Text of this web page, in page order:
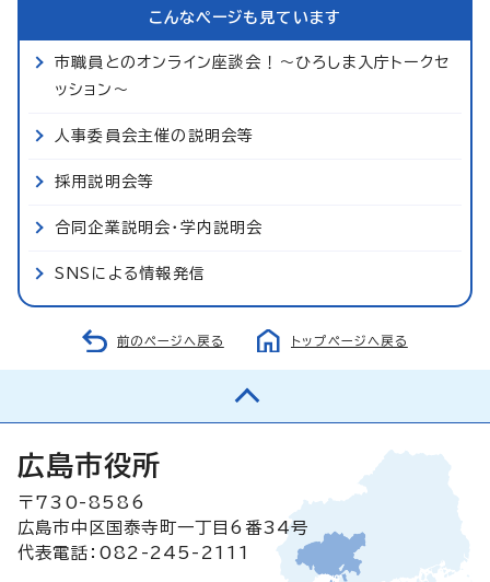
こんなページも見ています
市職員とのオンライン座談会！～ひろしま入庁トークセ
ッション～
人事委員会主催の説明会等
採用説明会等
合同企業説明会・学内説明会
SNSによる情報発信
前のページへ戻る トップページへ戻る
広島市役所
〒730-8586
広島市中区国泰寺町一丁目6番34号
代表電話：082-245-2111